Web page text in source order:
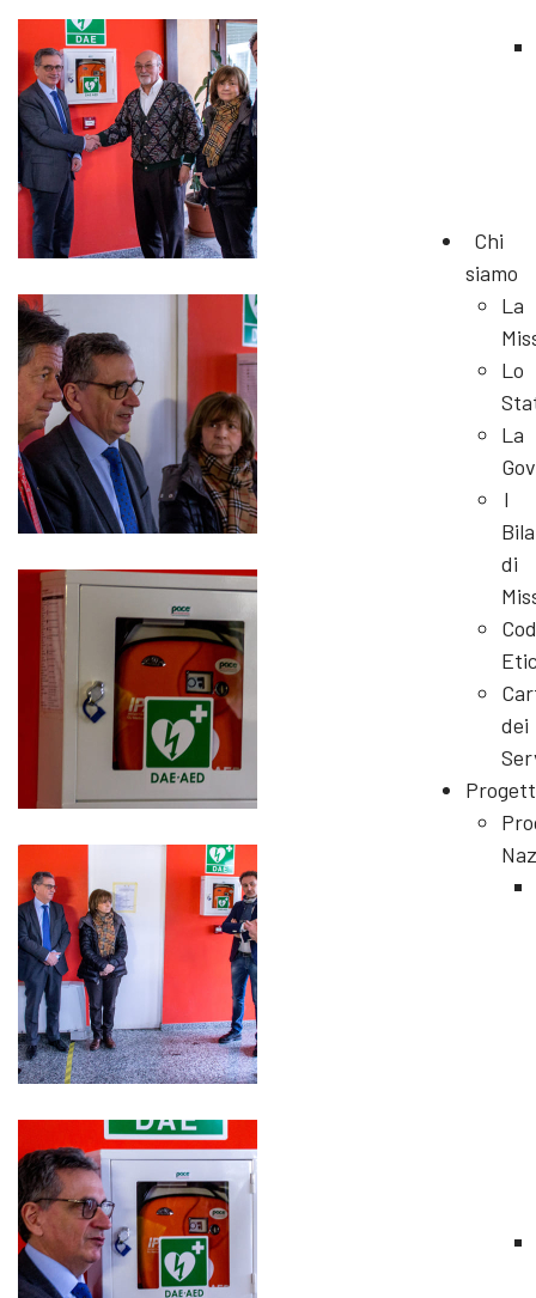
Chi
siamo
La
Lo
La
I
di
dei